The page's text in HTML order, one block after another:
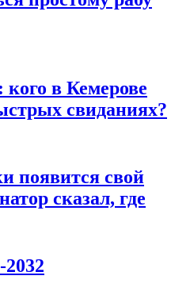
в Кемерове
свиданиях?
появится свой
сказал, где